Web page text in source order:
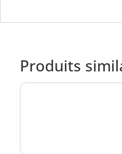
Produits